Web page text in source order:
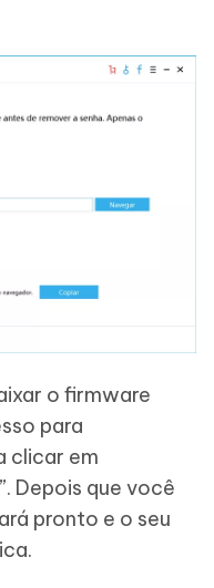
o firmware
para
clicar em
Depois que você
pronto e o seu